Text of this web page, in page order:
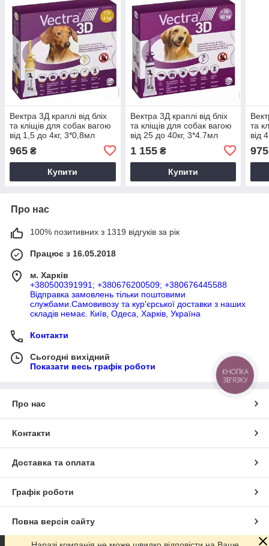
Вектра 3Д краплі від бліх
та кліщів для собак вагою
від 1,5 до 4кг, 3*0,8мл
965 ₴
Купити
Вектра 3Д краплі від бліх
та кліщів для собак вагою
від 25 до 40кг, 3*4.7мл
1 155₴
Купити
та
від
975
Про нас
100% позитивних з 1319 відгуків за рік
Працює з 16.05.2018
м. Харків
+380500391991; +380676200509; +380676445588
Відправка замовлень тільки поштовими
службами.Самовивозу та кур'єрської доставки з наших
складів немає. Київ, Одеса, Харків, Україна
Контакти
Сьогодні вихідний
Показати весь графік роботи
Про нас
Контакти
Доставка та оплата
Графік роботи
Повна версія сайту
КНОПКА
ЗВ'ЯЗКУ